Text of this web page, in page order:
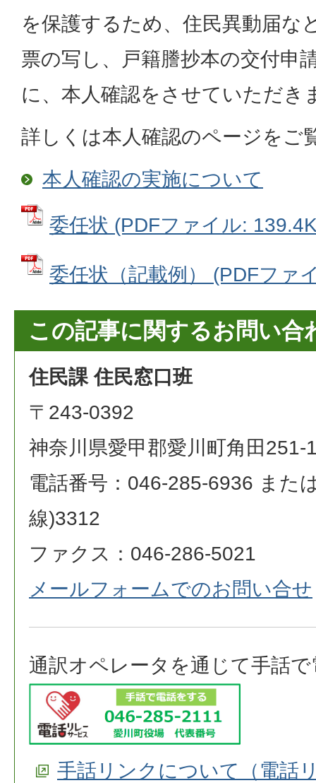
を保護するため、住民異動届な
票の写し、戸籍謄抄本の交付申
に、本人確認をさせていただき
詳しくは本人確認のページをご
本人確認の実施について
委任状 (PDFファイル:
委任状（記載例） (PDFファ
この記事に関するお問い合
住民課 住民窓口班
〒243-0392
神奈川県愛甲郡愛川町角田251-
電話番号：046-285-6936 また
線)3312
ファクス：046-286-5021
メールフォームでのお問い合せ
通訳オペレータを通じて手話
手話リンクについて（電話